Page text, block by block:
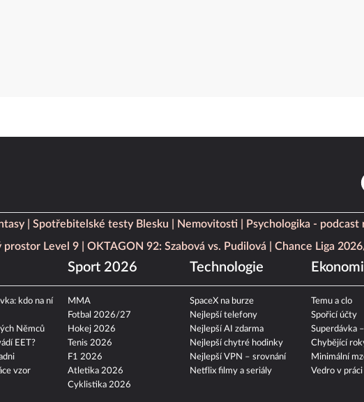
Spotřebitelské testy Blesku Nemovitosti
Psychologika - podcast
prostor Level 9 OKTAGON 92: Szabová vs. Pudilová Chance Liga
kdo na ní
Němců
EET?
vzor
Sport 2026
MMA
Fotbal 2026/27
Hokej 2026
Tenis 2026
F1 2026
Atletika 2026
Cyklistika 2026
Technologie
SpaceX na burze
Nejlepší telefony
Nejlepší AI zdarma
Nejlepší chytré hodinky
Nejlepší VPN – srovnání
Netflix filmy a seriály
Temu a clo
Spořicí účty
Superdávka
Chybějící
Minimální
Vedro v práci